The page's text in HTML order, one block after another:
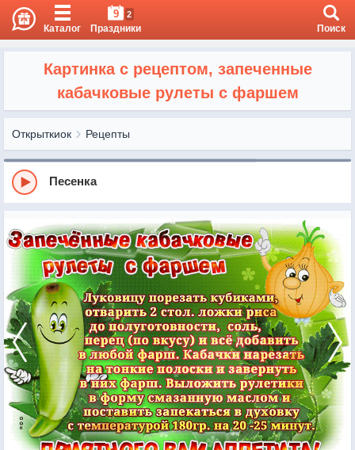
Каталог
9 2
Праздники Поиск
Картинка с рецептом, запеченные
кабачковые рулеты с фаршем
Открыткиок Рецепты
Песенка